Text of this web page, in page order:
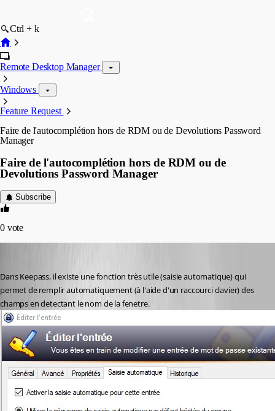
Ctrl + k
Remote Desktop Manager
Windows
Feature Request
Faire de l'autocomplétion hors de RDM ou de Devolutions Password
Manager
Faire de l'autocomplétion hors de RDM ou de
Devolutions Password Manager
Subscribe
0 vote
Dans Keepass, il existe une fonction très utile (saisie automatique) qui
permet de remplir automatiquement (à l'aide d'un raccourci clavier) des
champs en detectant le nom de la fenetre.